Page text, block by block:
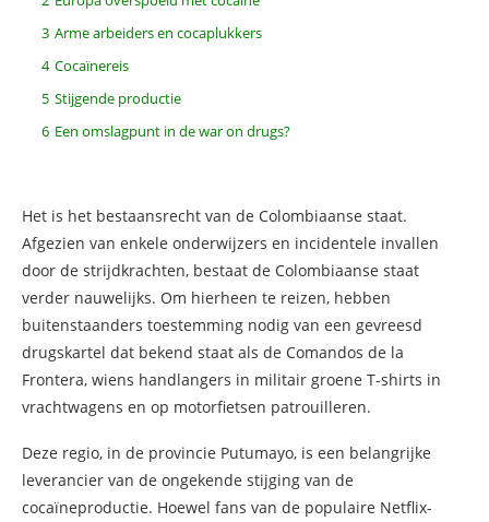
3 Arme arbeiders en cocaplukkers
4 Cocaïnereis
5 Stijgende productie
6 Een omslagpunt in de war on drugs?
Het is het bestaansrecht van de Colombiaanse staat.
Afgezien van enkele onderwijzers en incidentele invallen
door de strijdkrachten, bestaat de Colombiaanse staat
verder nauwelijks. Om hierheen te reizen, hebben
buitenstaanders toestemming nodig van een gevreesd
drugskartel dat bekend staat als de Comandos de la
Frontera, wiens handlangers in militair groene T-shirts in
vrachtwagens en op motorfietsen patrouilleren.
Deze regio, in de provincie Putumayo, is een belangrijke
leverancier van de ongekende stijging van de
cocaïneproductie. Hoewel fans van de populaire Netflix-